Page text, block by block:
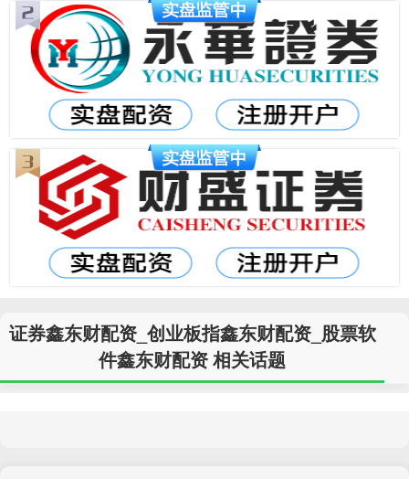
证券鑫东财配资_创业板指鑫东财配资_股票软
件鑫东财配资 相关话题